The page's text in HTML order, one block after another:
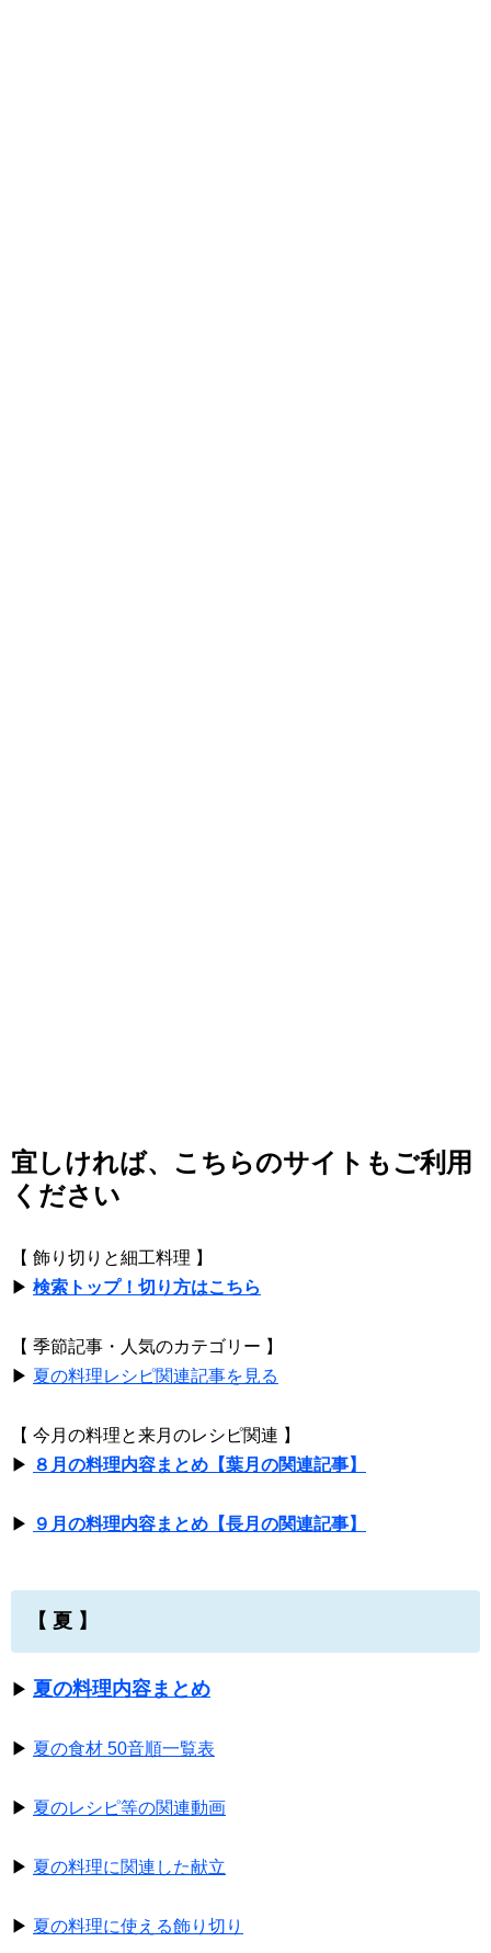
宜しければ、こちらのサイトもご利用
ください
【 飾り切りと細工料理 】
▶ 検索トップ！切り方はこちら
【 季節記事・人気のカテゴリー 】
▶ 夏の料理レシピ関連記事を見る
【 今月の料理と来月のレシピ関連 】
▶ ８月の料理内容まとめ【葉月の関連記事】
▶ ９月の料理内容まとめ【長月の関連記事】
【 夏 】
▶ 夏の料理内容まとめ
▶ 夏の食材 50音順一覧表
▶ 夏のレシピ等の関連動画
▶ 夏の料理に関連した献立
▶ 夏の料理に使える飾り切り